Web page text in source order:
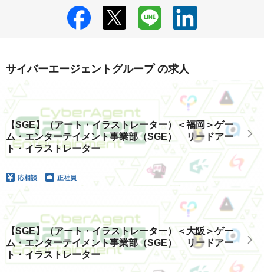
サイバーエージェントグループ の求人
【SGE】（アート・イラストレーター）＜福岡＞ゲー
ム・エンターテイメント事業部（SGE） リードアー
ト・イラストレーター
応相談 正社員
【SGE】（アート・イラストレーター）＜大阪＞ゲー
ム・エンターテイメント事業部（SGE） リードアー
ト・イラストレーター